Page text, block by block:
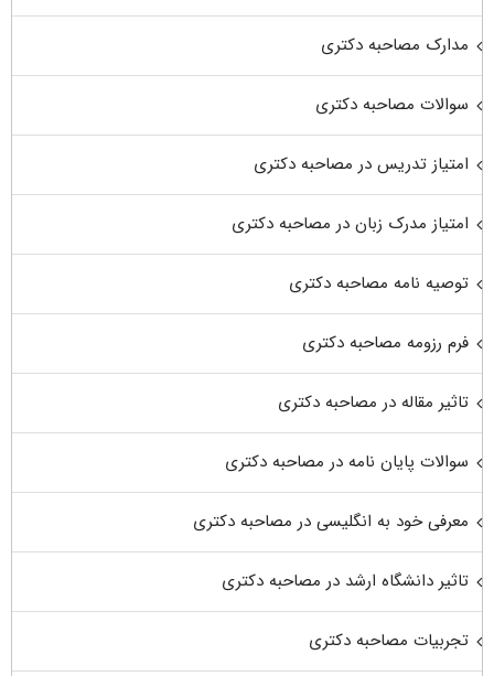
مدارک مصاحبه دکتری
سوالات مصاحبه دکتری
امتیاز تدریس در مصاحبه دکتری
امتیاز مدرک زبان در مصاحبه دکتری
توصیه نامه مصاحبه دکتری
فرم رزومه مصاحبه دکتری
تاثیر مقاله در مصاحبه دکتری
سوالات پایان نامه در مصاحبه دکتری
معرفی خود به انگلیسی در مصاحبه دکتری
تاثیر دانشگاه ارشد در مصاحبه دکتری
تجربیات مصاحبه دکتری